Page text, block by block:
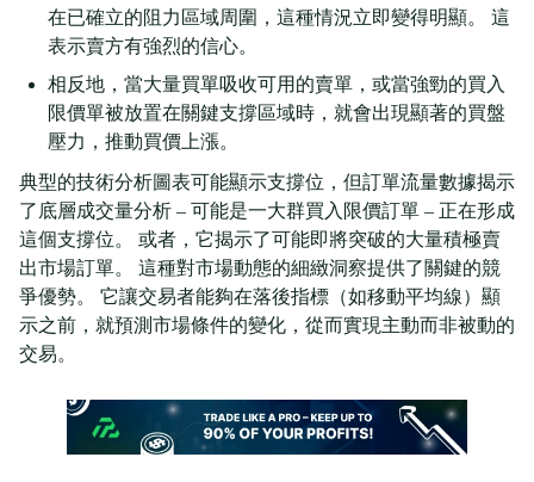
在已確立的阻力區域周圍，這種情況立即變得明顯。 這
表示賣方有強烈的信心。
相反地，當大量買單吸收可用的賣單，或當強勁的買入
限價單被放置在關鍵支撐區域時，就會出現顯著的買盤
壓力，推動買價上漲。
典型的技術分析圖表可能顯示支撐位，但訂單流量數據揭示
了底層成交量分析 – 可能是一大群買入限價訂單 – 正在形成
這個支撐位。 或者，它揭示了可能即將突破的大量積極賣
出市場訂單。 這種對市場動態的細緻洞察提供了關鍵的競
爭優勢。 它讓交易者能夠在落後指標（如移動平均線）顯
示之前，就預測市場條件的變化，從而實現主動而非被動的
交易。